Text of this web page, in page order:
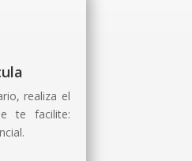
realiza el
te facilite: